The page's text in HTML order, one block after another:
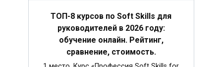
ТОП-8 курсов по Soft Skills для
руководителей в 2026 году:
обучение онлайн. Рейтинг,
сравнение, стоимость.